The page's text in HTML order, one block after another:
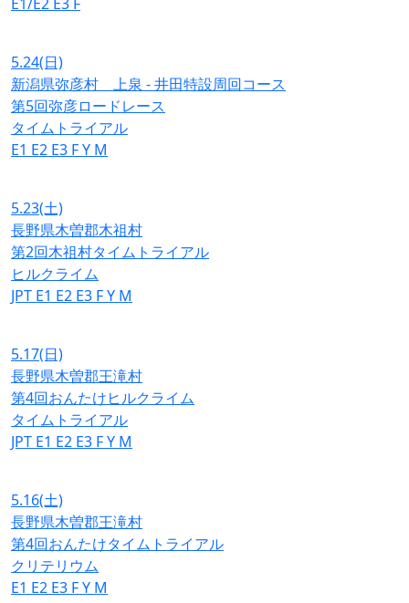
E1/E2 E3 F
5.24(日)
新潟県弥彦村 上泉 - 井田特設周回コース
第5回弥彦ロードレース
タイムトライアル
E1 E2 E3 FY M
5.23(土)
長野県木曽郡木祖村
第2回木祖村タイムトライアル
ヒルクライム
JPT E1 E2 E3 FY M
5.17(日)
長野県木曽郡王滝村
第4回おんたけヒルクライム
タイムトライアル
JPT E1 E2 E3 FY M
5.16(土)
長野県木曽郡王滝村
第4回おんたけタイムトライアル
クリテリウム
E1 E2 E3 FY M